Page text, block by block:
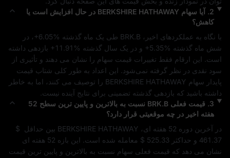
2
. آیا سهام BERKSHIRE HATHAWAY در حال افزایش است یا
کاهش؟
با نگاه به عملکردهای اخیر، BRK.B طی یک ماه گذشته +6.05%
شش ماه گذشته +5.35% و در یک سال گذشته +11.91%
سود نقدی در نظر گرفته نمی‌شود. این اعداد به‌ طور کلی شتاب قیمت
پایدار
سهام BERKSHIRE HATHAWAY
داشته باشید که بازدهی گذشته تضمینی برای نتایج آینده نیست.
3
. قیمت فعلی BRK.B
نسبت به بالاترین و پایین‌ ترین سطح 52
هفته اخیر در چه موقعیتی قرار دارد؟
در آخرین دوره 52 هفته‌ ای،
BERKSHIRE HATHAWAY بین حداقل $
461.37 و حداکثر $ 525.33